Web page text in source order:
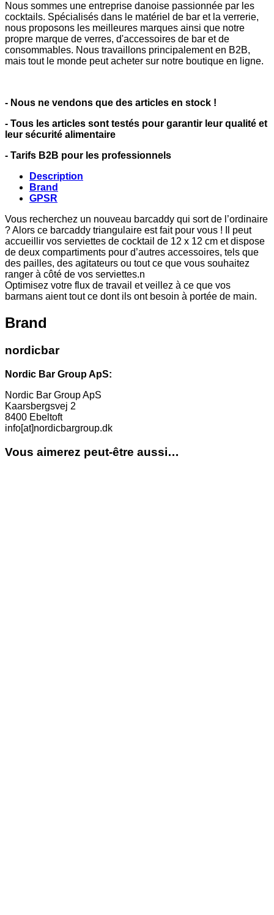
Nous sommes une entreprise danoise passionnée par les
cocktails. Spécialisés dans le matériel de bar et la verrerie,
nous proposons les meilleures marques ainsi que notre
propre marque de verres, d'accessoires de bar et de
consommables. Nous travaillons principalement en B2B,
mais tout le monde peut acheter sur notre boutique en ligne.
- Nous ne vendons que des articles en stock !
- Tous les articles sont testés pour garantir leur qualité et
leur sécurité alimentaire
- Tarifs B2B pour les professionnels
Description
Brand
GPSR
Vous recherchez un nouveau barcaddy qui sort de l’ordinaire
? Alors ce barcaddy triangulaire est fait pour vous ! Il peut
accueillir vos serviettes de cocktail de 12 x 12 cm et dispose
de deux compartiments pour d’autres accessoires, tels que
des pailles, des agitateurs ou tout ce que vous souhaitez
ranger à côté de vos serviettes.n
Optimisez votre flux de travail et veillez à ce que vos
barmans aient tout ce dont ils ont besoin à portée de main.
Brand
nordicbar
Nordic Bar Group ApS:
Nordic Bar Group ApS
Kaarsbergsvej 2
8400 Ebeltoft
info[at]nordicbargroup.dk
Vous aimerez peut-être aussi…